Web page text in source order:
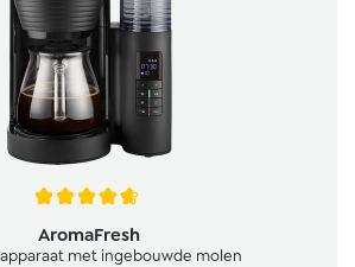
AromaFresh
met ingebouwde molen